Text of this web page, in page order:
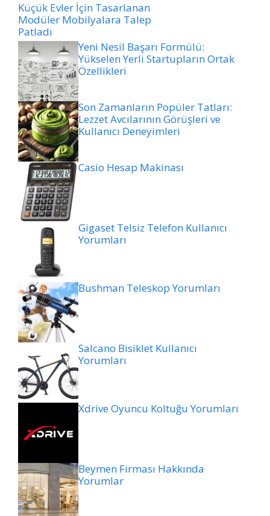
Küçük Evler İçin Tasarlanan
Modüler Mobilyalara Talep
Patladı
Yeni Nesil Başarı Formülü:
Yükselen Yerli Startupların Ortak
Özellikleri
Son Zamanların Popüler Tatları:
Lezzet Avcılarının Görüşleri ve
Kullanıcı Deneyimleri
Casio Hesap Makinası
Gigaset Telsiz Telefon Kullanıcı
Yorumları
Bushman Teleskop Yorumları
Salcano Bisiklet Kullanıcı
Yorumları
Xdrive Oyuncu Koltuğu Yorumları
Beymen Firması Hakkında
Yorumlar